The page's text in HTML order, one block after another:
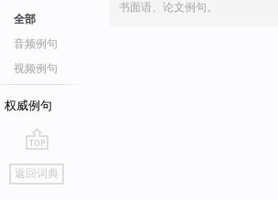
全部
音频例句
视频例句
权威例句
go
top
返回词典
书面语、论文例句。